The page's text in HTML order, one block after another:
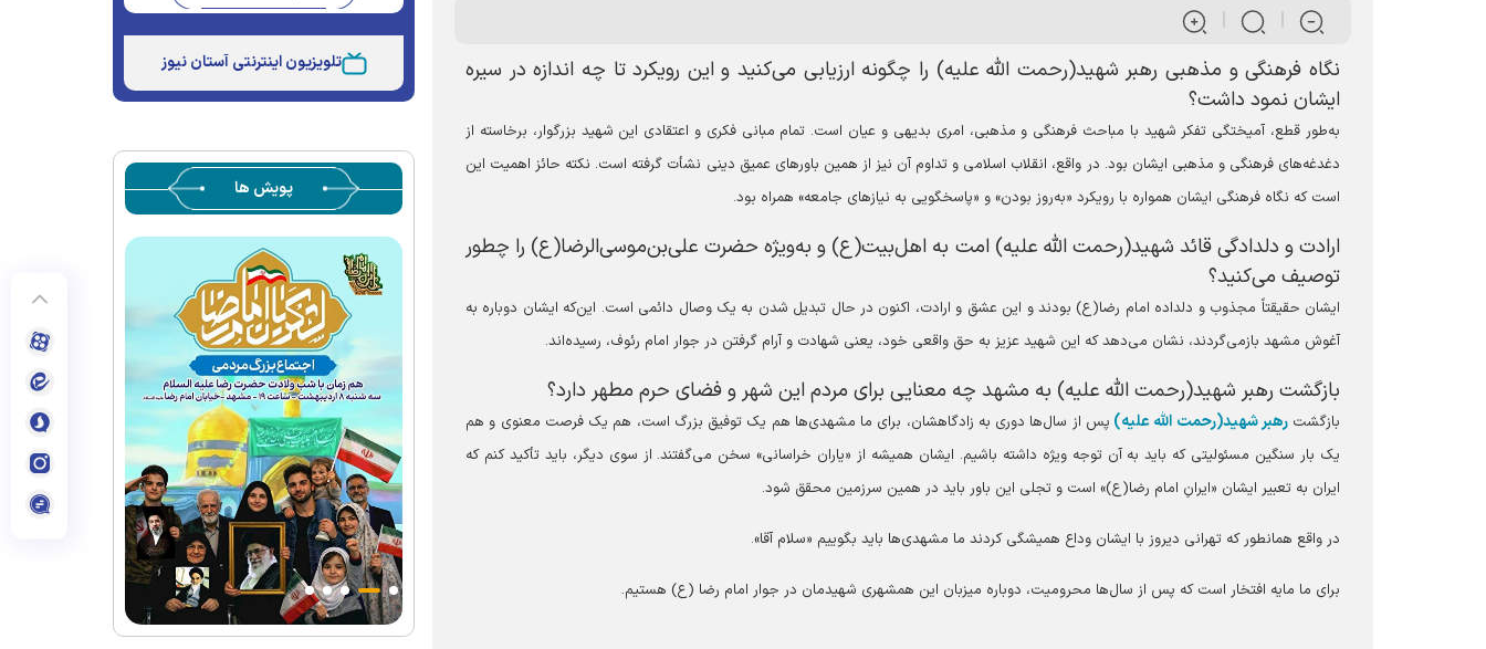
نگاه فرهنگی و مذهبی رهبر شهید(رحمت الله علیه) را چگونه ارزیابی می‌کنید و این رویکرد تا چه اندازه در سیره
ایشان نمود داشت؟
به‌طور قطع، آمیختگی تفکر شهید با مباحث فرهنگی و مذهبی، امری بدیهی و عیان است. تمام مبانی فکری و اعتقادی این شهید بزرگوار، برخاسته از
دغدغه‌های فرهنگی و مذهبی ایشان بود. در واقع، انقلاب اسلامی و تداوم آن نیز از همین باورهای عمیق دینی نشأت گرفته است. نکته حائز اهمیت این
است که نگاه فرهنگی ایشان همواره با رویکرد «به‌روز بودن» و «پاسخگویی به نیازهای جامعه» همراه بود.
ارادت و دلدادگی قائد شهید(رحمت الله علیه) امت به اهل‌بیت(ع) و به‌ویژه حضرت علی‌بن‌موسی‌الرضا(ع) را چطور
توصیف می‌کنید؟
ایشان حقیقتاً مجذوب و دلداده امام رضا(ع) بودند و این عشق و ارادت، اکنون در حال تبدیل شدن به یک وصال دائمی است. این‌که ایشان دوباره به
آغوش مشهد بازمی‌گردند، نشان می‌دهد که این شهید عزیز به حق واقعی خود، یعنی شهادت و آرام گرفتن در جوار امام رئوف، رسیده‌اند.
بازگشت رهبر شهید(رحمت الله علیه) به مشهد چه معنایی برای مردم این شهر و فضای حرم مطهر دارد؟
بازگشترهبر شهید(رحمت الله علیه) پس از سال‌ها دوری به زادگاهشان، برای ما مشهدی‌ها هم یک توفیق بزرگ است، هم یک فرصت معنوی و هم
یک بار سنگین مسئولیتی که باید به آن توجه ویژه داشته باشیم. ایشان همیشه از «یاران خراسانی» سخن می‌گفتند. از سوی دیگر، باید تأکید کنم که
ایران به تعبیر ایشان «ایرانِ امام رضا(ع)» است و تجلی این باور باید در همین سرزمین محقق شود.
در واقع همانطور که تهرانی دیروز با ایشان وداع همیشگی کردند ما مشهدی‌ها باید بگوییم «سلام آقا».
برای ما مایه افتخار است که پس از سال‌ها محرومیت، دوباره میزبان این همشهری شهیدمان در جوار امام رضا (ع) هستیم.
تلویزیون اینترنتی آستان نیوز
پویش ها